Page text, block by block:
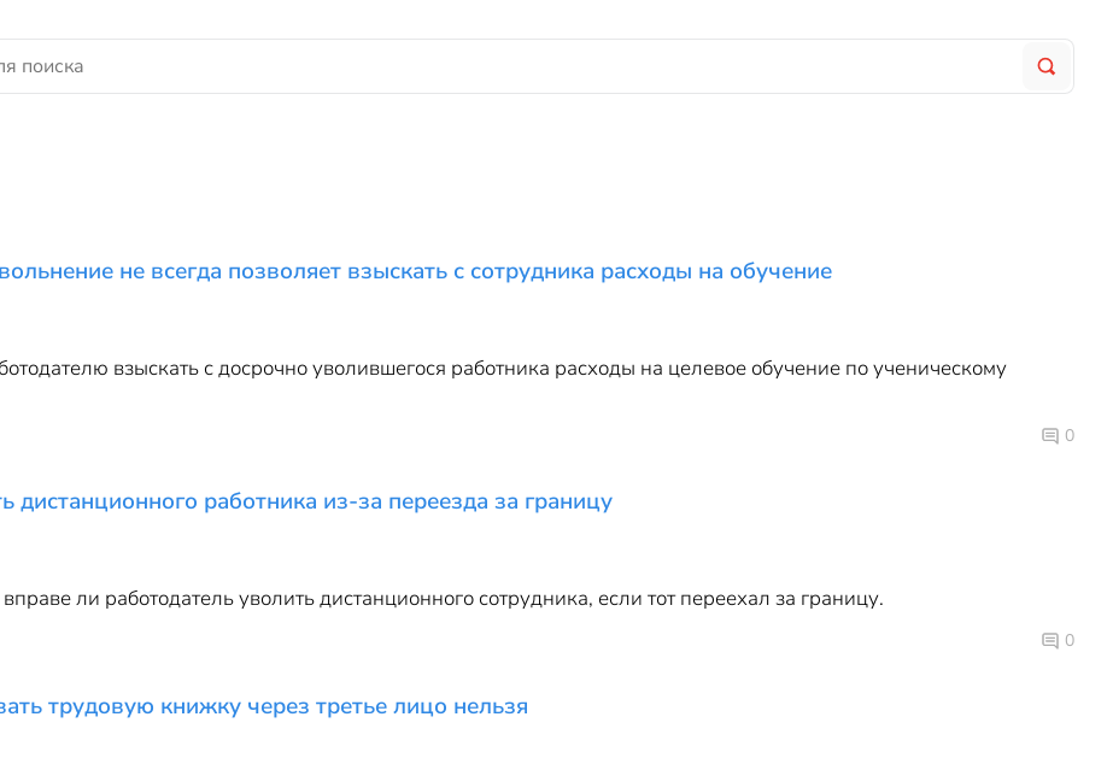
не всегда позволяет взыскать с сотрудника расходы на обучение
взыскать с досрочно уволившегося работника расходы на целевое обучение по ученическому
0
дистанционного работника из-за переезда за границу
ли работодатель уволить дистанционного сотрудника, если тот переехал за границу.
0
трудовую книжку через третье лицо нельзя